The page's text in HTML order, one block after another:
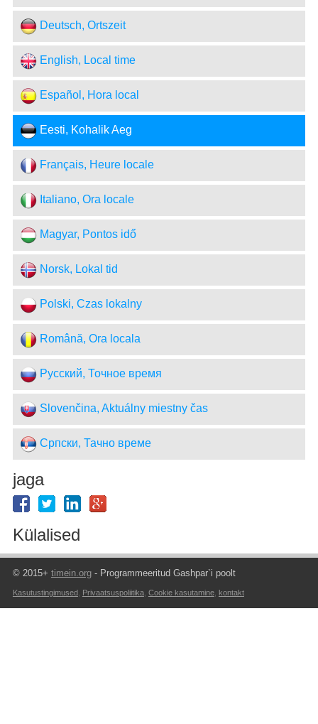
Deutsch, Ortszeit
English, Local time
Español, Hora local
Eesti, Kohalik Aeg
Français, Heure locale
Italiano, Ora locale
Magyar, Pontos idő
Norsk, Lokal tid
Polski, Czas lokalny
Română, Ora locala
Русский, Точное время
Slovenčina, Aktuálny miestny čas
Српски, Тачно време
jaga
Külalised
© 2015+ timein.org- Programmeeritud Gashpar`i poolt
Kasutustingimused, Privaatsuspoliitika, Cookie kasutamine, kontakt